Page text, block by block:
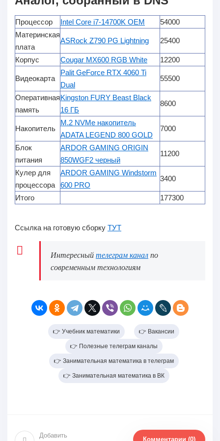
Процессор Intel Core i7-14700K OEM
54000
Материнская
плата
ASRock Z790 PG Lightning 25400
Корпус Cougar MX600 RGB White 12200
Видеокарта
Palit GeForce RTX 4060 Ti
Dual
55500
Оперативная
память
Kingston FURY Beast Black
16 ГБ
8600
Накопитель
M.2 NVMe накопитель
ADATA LEGEND 800 GOLD
7000
Блок
питания
ARDOR GAMING ORIGIN
850WGF2 черный
11200
Кулер для
процессора
ARDOR GAMING Windstorm
600 PRO
3400
Итого 177300
Ссылка на готовую сборку ТУТ
Интересныйтелеграм каналпо
современным технологиям
👉 Учебник математики 👉 Вакансии
👉 Полезные телеграм каналы
👉 Занимательная математика в телеграм
👉 Занимательная математика в ВК
Добавить
Комментарии (0)